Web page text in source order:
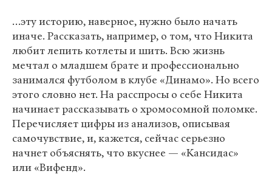
…эту историю, наверное, нужно было начать
иначе. Рассказать, например, о том, что Никита
любит лепить котлеты и шить. Всю жизнь
мечтал о младшем брате и профессионально
занимался футболом в клубе «Динамо». Но всего
этого словно нет. На расспросы о себе Никита
начинает рассказывать о хромосомной поломке.
Перечисляет цифры из анализов, описывая
самочувствие, и, кажется, сейчас серьезно
начнет объяснять, что вкуснее — «Кансидас»
или «Вифенд».